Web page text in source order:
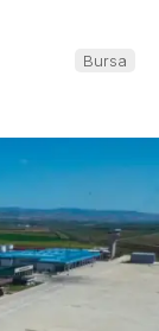
Bursa